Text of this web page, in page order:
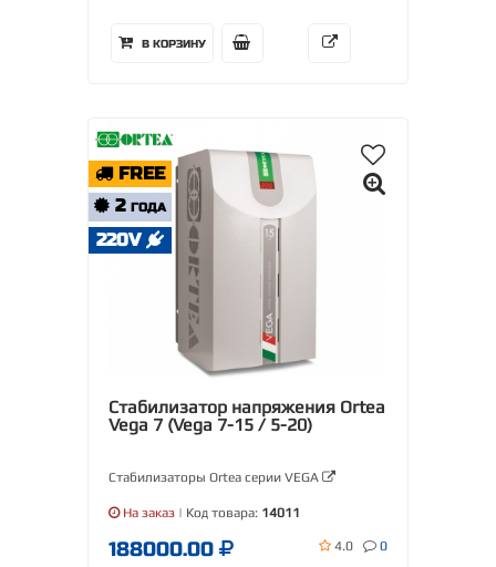
В КОРЗИНУ
FREE
2 ГОДА
220V
Стабилизатор напряжения Ortea
Vega 7 (Vega 7-15 / 5-20)
Стабилизаторы Ortea серии VEGA
На заказ | Код товара: 14011
188000.00 4.0 0